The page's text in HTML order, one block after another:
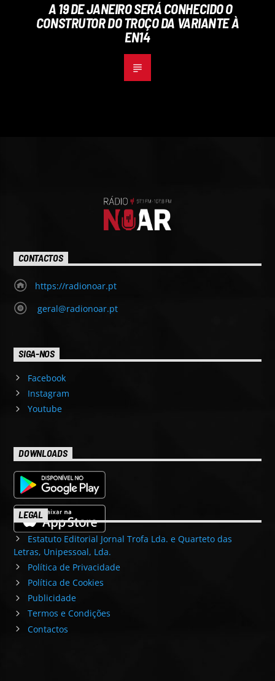
A 19 DE JANEIRO SERÁ CONHECIDO O
CONSTRUTOR DO TROÇO DA VARIANTE À
EN14
CONTACTOS
https://radionoar.pt
geral@radionoar.pt
SIGA-NOS
Facebook
Instagram
Youtube
DOWNLOADS
LEGAL
Estatuto Editorial Jornal Trofa Lda. e Quarteto das
Letras, Unipessoal, Lda.
Política de Privacidade
Política de Cookies
Publicidade
Termos e Condições
Contactos